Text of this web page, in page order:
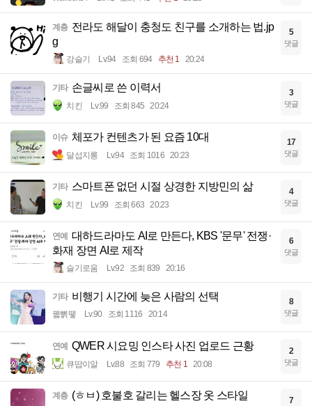
계층 전라도 해달이 충청도 친구를 소개하는 법.jp
g
강슬기 Lv.94 조회 694 추천 1 20:24
5
댓글
기타 손글씨로 쓴 이력서
치킨 Lv.99 조회 845 20:24
3
댓글
이슈 체포가 컨텐츠가 된 요즘 10대
달섭지롱 Lv.94 조회 1016 20:23
17
댓글
기타 스마트폰 없던 시절 상경한 지방민의 삶
치킨 Lv.99 조회 663 20:23
4
댓글
연예
대하드라마도 AI로 만든다, KBS '문무' 전쟁·
화재 장면 AI로 제작
슬기로움 Lv.92 조회 839 20:16
6
댓글
기타 비행기 시간에 늦은 사람의 선택
꿻뻵뗗 Lv.90 조회 1116 20:14
8
댓글
연예 QWER 시요밍 인스타 사진 업로드 근황
큐땁이알 Lv.88 조회 779 추천 1 20:08
2
댓글
계층 (ㅎㅂ) 호불호 갈리는 헬스장 옷 스타일 7